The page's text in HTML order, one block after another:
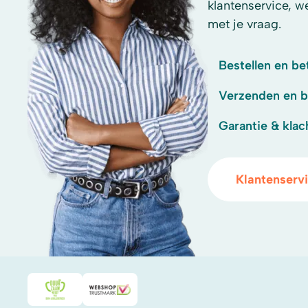
klantenservice,
met je vraag.
Bestellen en
Verzenden en
Garantie &
Duurzaamheidsprijs duin- & bollenstreek
WebwinkelKeur